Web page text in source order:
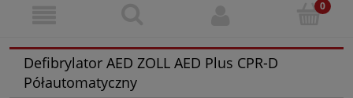
Defibrylator AED ZOLL AED Plus CPR-D
Półautomatyczny